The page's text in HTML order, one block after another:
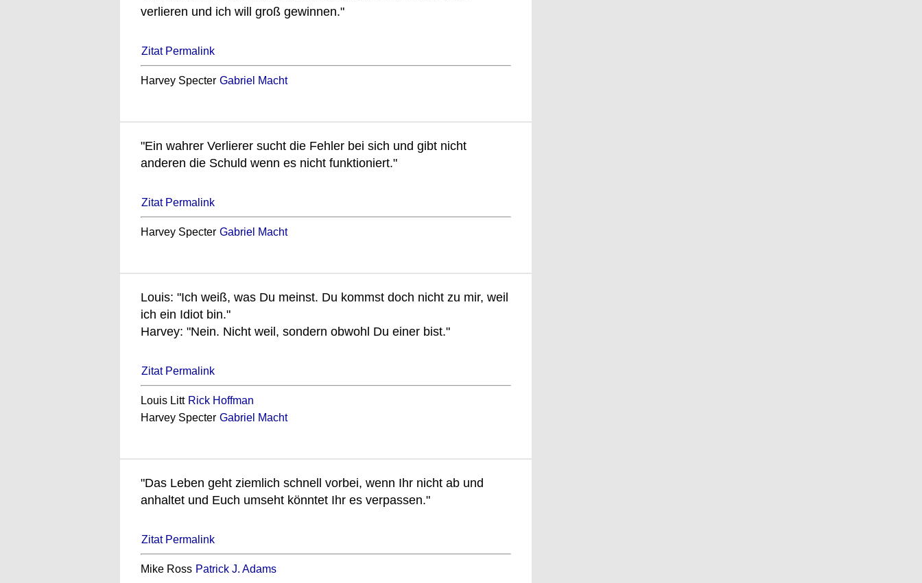
verlieren und ich will groß gewinnen."
Zitat Permalink
Harvey Specter Gabriel Macht
"Ein wahrer Verlierer sucht die Fehler bei sich und gibt nicht
anderen die Schuld wenn es nicht funktioniert."
Zitat Permalink
Harvey Specter Gabriel Macht
Louis: "Ich weiß, was Du meinst. Du kommst doch nicht zu mir, weil
ich ein Idiot bin."
Harvey: "Nein. Nicht weil, sondern obwohl Du einer bist."
Zitat Permalink
Louis Litt Rick Hoffman
Harvey Specter Gabriel Macht
"Das Leben geht ziemlich schnell vorbei, wenn Ihr nicht ab und
anhaltet und Euch umseht könntet Ihr es verpassen."
Zitat Permalink
Mike Ross Patrick J. Adams